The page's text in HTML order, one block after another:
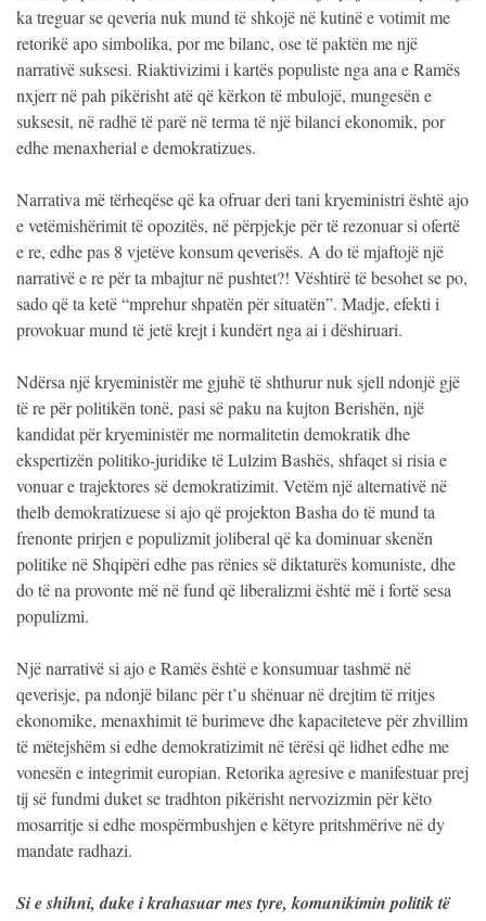
ka treguar se qeveria nuk mund të shkojë në kutinë e votimit me
retorikë apo simbolika, por me bilanc, ose të paktën me një
narrativë suksesi. Riaktivizimi i kartës populiste nga ana e Ramës
nxjerr në pah pikërisht atë që kërkon të mbulojë, mungesën e
suksesit, në radhë të parë në terma të një bilanci ekonomik, por
edhe menaxherial e demokratizues.
Narrativa më tërheqëse që ka ofruar deri tani kryeministri është ajo
e vetëmishërimit të opozitës, në përpjekje për të rezonuar si ofertë
e re, edhe pas 8 vjetëve konsum qeverisës. A do të mjaftojë një
narrativë e re për ta mbajtur në pushtet?! Vështirë të besohet se po,
sado që ta ketë “mprehur shpatën për situatën”. Madje, efekti i
provokuar mund të jetë krejt i kundërt nga ai i dëshiruari.
Ndërsa një kryeministër me gjuhë të shthurur nuk sjell ndonjë gjë
të re për politikën tonë, pasi së paku na kujton Berishën, një
kandidat për kryeministër me normalitetin demokratik dhe
ekspertizën politiko-juridike të Lulzim Bashës, shfaqet si risia e
vonuar e trajektores së demokratizimit. Vetëm një alternativë në
thelb demokratizuese si ajo që projekton Basha do të mund ta
frenonte prirjen e populizmit joliberal që ka dominuar skenën
politike në Shqipëri edhe pas rënies së diktaturës komuniste, dhe
do të na provonte më në fund që liberalizmi është më i fortë sesa
populizmi.
Një narrativë si ajo e Ramës është e konsumuar tashmë në
qeverisje, pa ndonjë bilanc për t’u shënuar në drejtim të rritjes
ekonomike, menaxhimit të burimeve dhe kapaciteteve për zhvillim
të mëtejshëm si edhe demokratizimit në tërësi që lidhet edhe me
vonesën e integrimit europian. Retorika agresive e manifestuar prej
tij së fundmi duket se tradhton pikërisht nervozizmin për këto
mosarritje si edhe mospërmbushjen e këtyre pritshmërive në dy
mandate radhazi.
Si e shihni, duke i krahasuar mes tyre, komunikimin politik të